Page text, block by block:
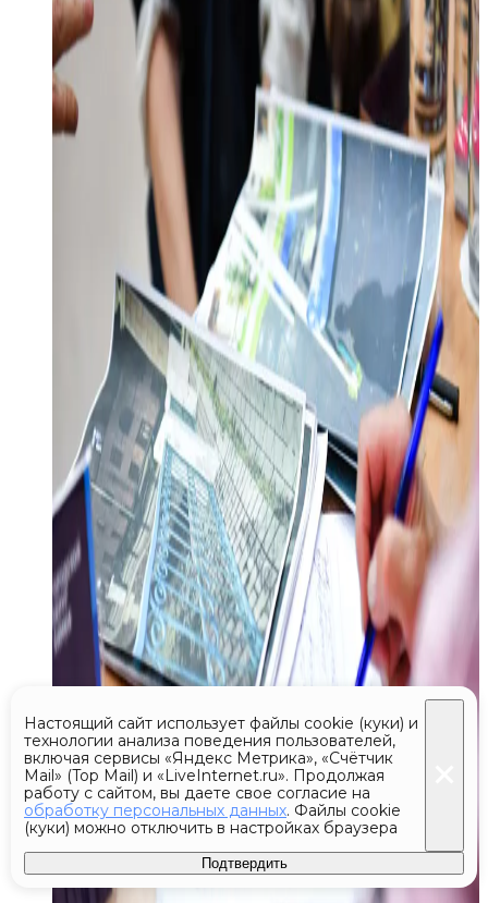
Настоящий сайт использует файлы cookie (куки) и
технологии анализа поведения пользователей,
включая сервисы «Яндекс Метрика», «Счётчик
Mail» (Top Mail) и «LiveInternet.ru». Продолжая
работу с сайтом, вы даете свое согласие на
обработку персональных данных. Файлы cookie
(куки) можно отключить в настройках браузера
Подтвердить